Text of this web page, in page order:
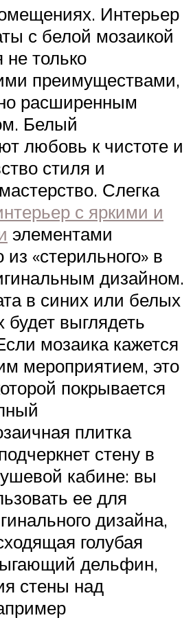
Интерьер
с белой мозаикой
не только
преимуществами,
расширенным
Белый
любовь к чистоте и
стиля и
Слегка
с яркими и
элементами
из «стерильного» в
дизайном.
в синих или белых
будет выглядеть
мозаика кажется
мероприятием, это
покрывается
плитка
стену в
кабине: вы
ее для
дизайна,
голубая
дельфин,
стены над